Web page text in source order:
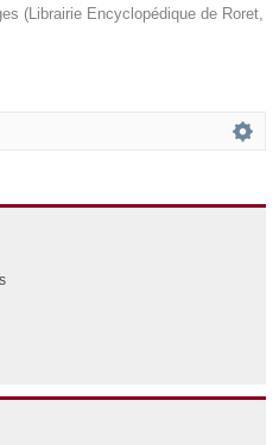
( Librairie Encyclopédique de Roret